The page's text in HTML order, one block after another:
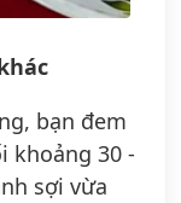
bạn đem
khoảng 30 -
sợi vừa